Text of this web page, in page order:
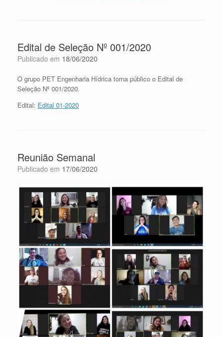
Edital de Seleção Nº 001/2020
Publicado em 18/06/2020
O grupo PET Engenharia Hídrica torna público o Edital de
Seleção Nº 001/2020.
Edital: Edital 01-2020
Reunião Semanal
Publicado em 17/06/2020